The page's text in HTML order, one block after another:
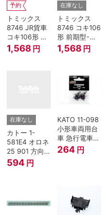
予約
トミックス
8746 JR貨車
コキ106形 前
期型･新塗装･
コンテナな
1,568 円
在庫なし
トミックス
8746 コキ106
形 前期型･新
塗装･コンテ
ナなし･2両セ
1,568 円
在庫なし
カトー 1-
581E4 オロネ
25 901 方向
幕 4両分
594 円
KATO 11-098
小形車両用台
車 急行電車1
Bトレインシ
ョーティー 対
264 円